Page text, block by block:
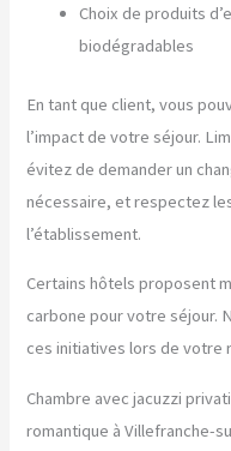
Choix de produits
biodégradables
En tant que client, vous
l’impact de votre séjour.
évitez de demander un
nécessaire, et respectez
l’établissement.
Certains hôtels proposent
carbone pour votre séjour.
ces initiatives lors de votre
Chambre avec jacuzzi
romantique à Villefranche-